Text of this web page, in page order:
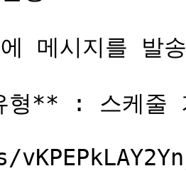
메시지를 발
** : 스케줄